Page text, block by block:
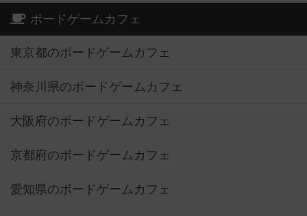
ボードゲームカフェ
東京都のボードゲームカフェ
神奈川県のボードゲームカフェ
大阪府のボードゲームカフェ
京都府のボードゲームカフェ
愛知県のボードゲームカフェ